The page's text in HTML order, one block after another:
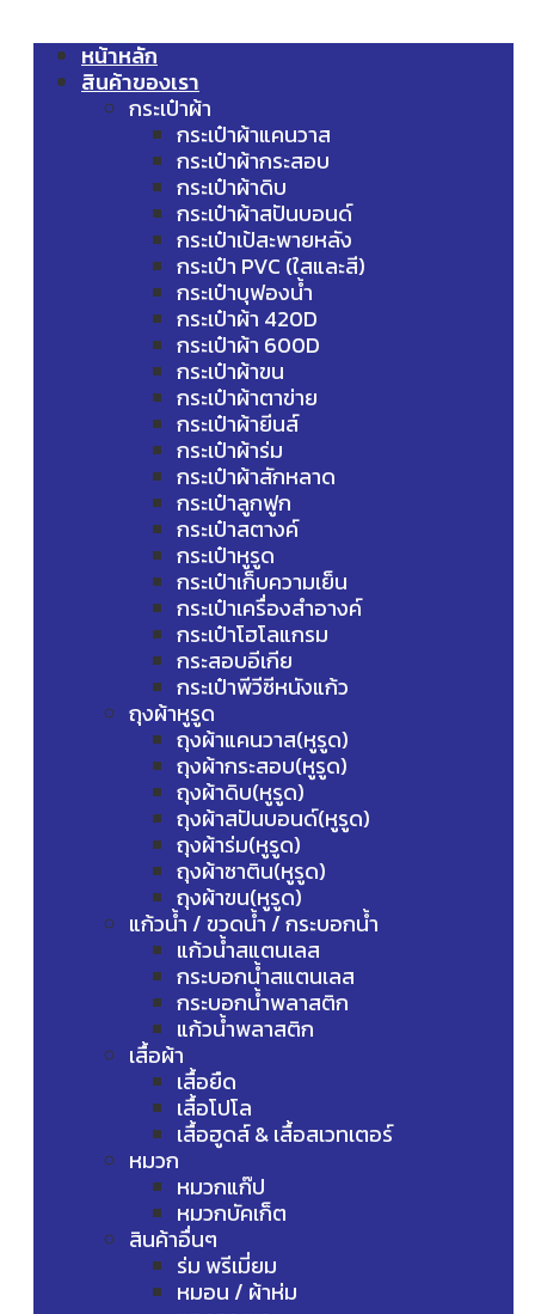
หน้าหลัก
สินค้าของเรา
กระเป๋าผ้า
กระเป๋าผ้าแคนวาส
กระเป๋าผ้ากระสอบ
กระเป๋าผ้าดิบ
กระเป๋าผ้าสปันบอนด์
กระเป๋าเป้สะพายหลัง
กระเป๋า PVC (ใสและสี)
กระเป๋าบุฟองน้ำ
กระเป๋าผ้า 420D
กระเป๋าผ้า 600D
กระเป๋าผ้าขน
กระเป๋าผ้าตาข่าย
กระเป๋าผ้ายีนส์
กระเป๋าผ้าร่ม
กระเป๋าผ้าสักหลาด
กระเป๋าลูกฟูก
กระเป๋าสตางค์
กระเป๋าหูรูด
กระเป๋าเก็บความเย็น
กระเป๋าเครื่องสำอางค์
กระเป๋าโฮโลแกรม
กระสอบอีเกีย
กระเป๋าพีวีซีหนังแก้ว
ถุงผ้าหูรูด
ถุงผ้าแคนวาส(หูรูด)
ถุงผ้ากระสอบ(หูรูด)
ถุงผ้าดิบ(หูรูด)
ถุงผ้าสปันบอนด์(หูรูด)
ถุงผ้าร่ม(หูรูด)
ถุงผ้าซาติน(หูรูด)
ถุงผ้าขน(หูรูด)
แก้วน้ำ / ขวดน้ำ / กระบอกน้ำ
แก้วน้ำสแตนเลส
กระบอกน้ำสแตนเลส
กระบอกน้ำพลาสติก
แก้วน้ำพลาสติก
เสื้อผ้า
เสื้อยืด
เสื้อโปโล
เสื้อฮูดส์ & เสื้อสเวทเตอร์
หมวก
หมวกแก๊ป
หมวกบัคเก็ต
สินค้าอื่นๆ
ร่ม พรีเมี่ยม
หมอน / ผ้าห่ม